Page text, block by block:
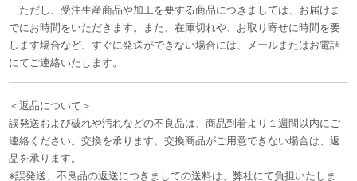
ただし、受注生産商品や加工を要する商品につきましては、お届けま
でにお時間をいただきます。また、在庫切れや、お取り寄せに時間を要
します場合など、すぐに発送ができない場合には、メールまたはお電話
にてご連絡いたします。
＜返品について＞
誤発送および破れや汚れなどの不良品は、商品到着より１週間以内にご
連絡ください。交換を承ります。交換商品がご用意できない場合は、返
品を承ります。
※誤発送、不良品の返送につきましての送料は、弊社にて負担いたしま